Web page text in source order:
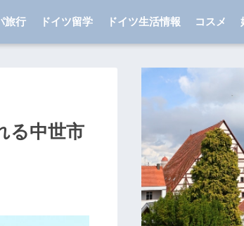
旅行 ドイツ留学 ドイツ生活情報 コスメ
る中世市